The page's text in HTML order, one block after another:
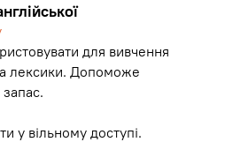
для вивчення
лексики. Допоможе
у вільному доступі.